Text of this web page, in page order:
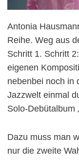
Antonia
Reihe. Weg aus
Schritt 1. Schritt
eigenen
nebenbei noch in
Jazzwelt einmal
Solo-Debütalbum
Dazu muss man
nur die zweite